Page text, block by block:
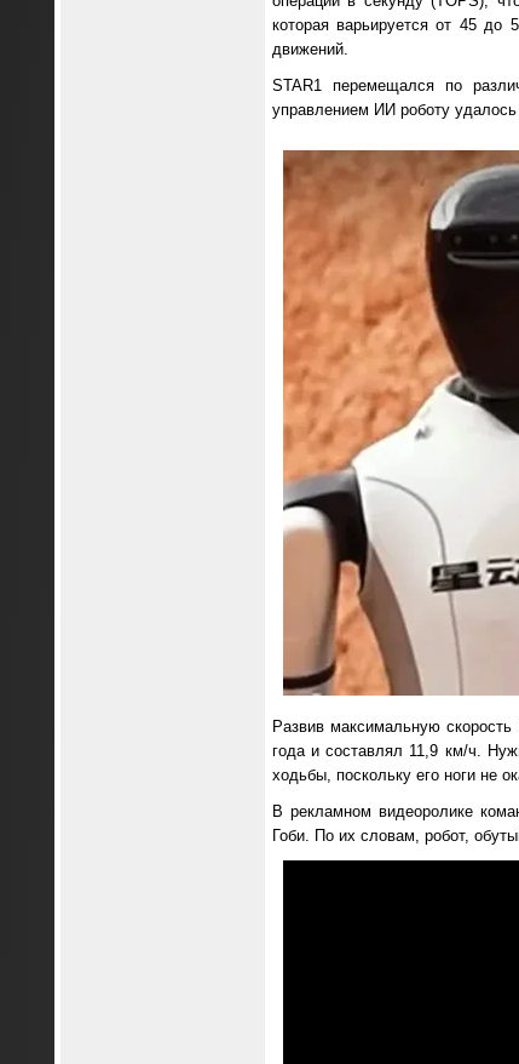
которая варьируется от 45 до
движений.
STAR1 перемещался по
управлением ИИ роботу
Развив максимальную
года и составлял 11,9 км/ч.
ходьбы, поскольку его ноги не
В рекламном видеоролике
Гоби. По их словам, робот,